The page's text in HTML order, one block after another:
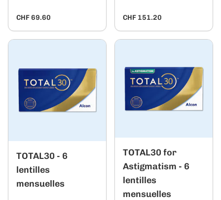
CHF 69.60 CHF 151.20
TOTAL30 - 6
lentilles
mensuelles
TOTAL30 for
Astigmatism - 6
lentilles
mensuelles